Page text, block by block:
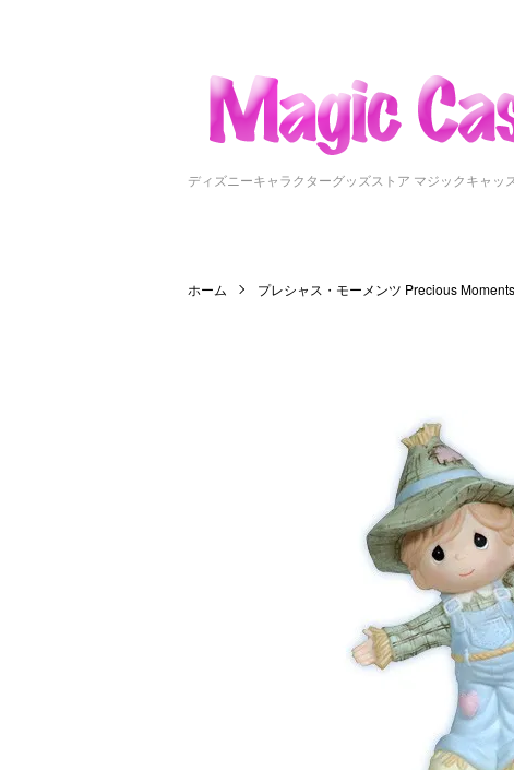
ディズニーキャラクターグッズストア マジックキャッ
ホーム プレシャス・モーメンツ Precious Moments